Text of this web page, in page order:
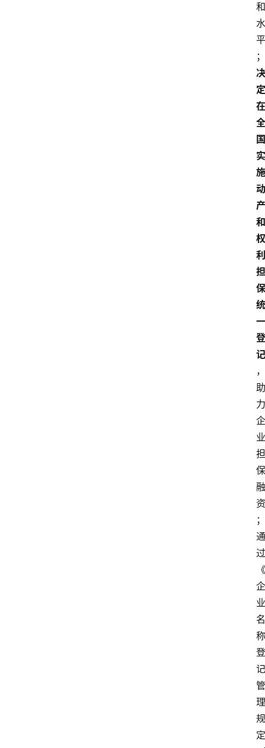
和
水
平
；
决
定
在
全
国
实
施
动
产
和
权
利
担
保
统
一
登
记
，
助
力
企
业
担
保
融
资
；
通
过
《
企
业
名
称
登
记
管
理
规
定